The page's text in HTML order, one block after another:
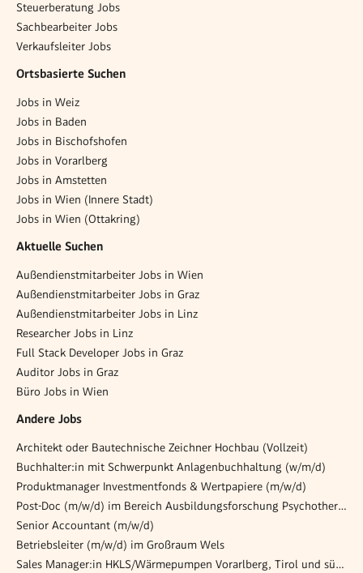
Steuerberatung Jobs
Sachbearbeiter Jobs
Verkaufsleiter Jobs
Ortsbasierte Suchen
Jobs in Weiz
Jobs in Baden
Jobs in Bischofshofen
Jobs in Vorarlberg
Jobs in Amstetten
Jobs in Wien (Innere Stadt)
Jobs in Wien (Ottakring)
Aktuelle Suchen
Außendienstmitarbeiter Jobs in Wien
Außendienstmitarbeiter Jobs in Graz
Außendienstmitarbeiter Jobs in Linz
Researcher Jobs in Linz
Full Stack Developer Jobs in Graz
Auditor Jobs in Graz
Büro Jobs in Wien
Andere Jobs
Architekt oder Bautechnische Zeichner Hochbau (Vollzeit)
Buchhalter:in mit Schwerpunkt Anlagenbuchhaltung (w/m/d)
Produktmanager Investmentfonds & Wertpapiere (m/w/d)
Post-Doc (m/w/d) im Bereich Ausbildungsforschung Psychotherapie - 20 Wochenstunden
Senior Accountant (m/w/d)
Betriebsleiter (m/w/d) im Großraum Wels
Sales Manager:in HKLS/Wärmepumpen Vorarlberg, Tirol und südliches Salzburg (m/w/d)